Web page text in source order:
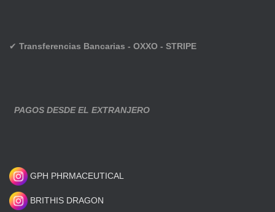
✔ Transferencias Bancarias - OXXO - STRIPE
PAGOS DESDE EL EXTRANJERO
GPH PHRMACEUTICAL
BRITHIS DRAGON